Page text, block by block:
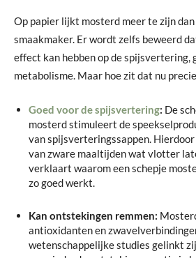
Op papier lijkt mosterd meer te zijn
smaakmaker. Er wordt zelfs beweerd
effect kan hebben op de spijsvertering,
metabolisme. Maar hoe zit dat nu
Goed voor de spijsvertering: De
mosterd stimuleert de
van spijsverteringssappen.
van zware maaltijden wat vlotter
verklaart waarom een schepje
zo goed werkt.
Kan ontstekingen remmen:
antioxidanten en
wetenschappelijke studies gelinkt